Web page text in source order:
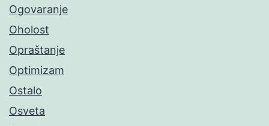
Ogovaranje
Oholost
Opraštanje
Optimizam
Ostalo
Osveta